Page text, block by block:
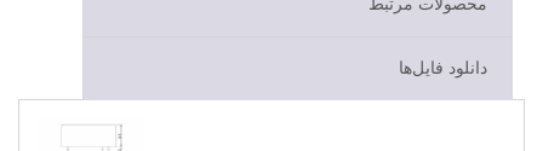
محصولات مرتبط
دانلود فایل‌ها